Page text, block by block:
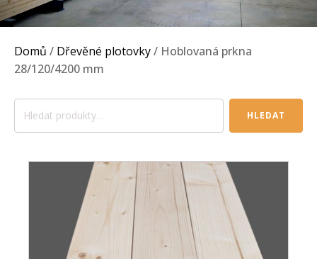
Domů / Dřevěné plotovky/ Hoblovaná prkna
28/120/4200 mm
Hledat: HLEDAT